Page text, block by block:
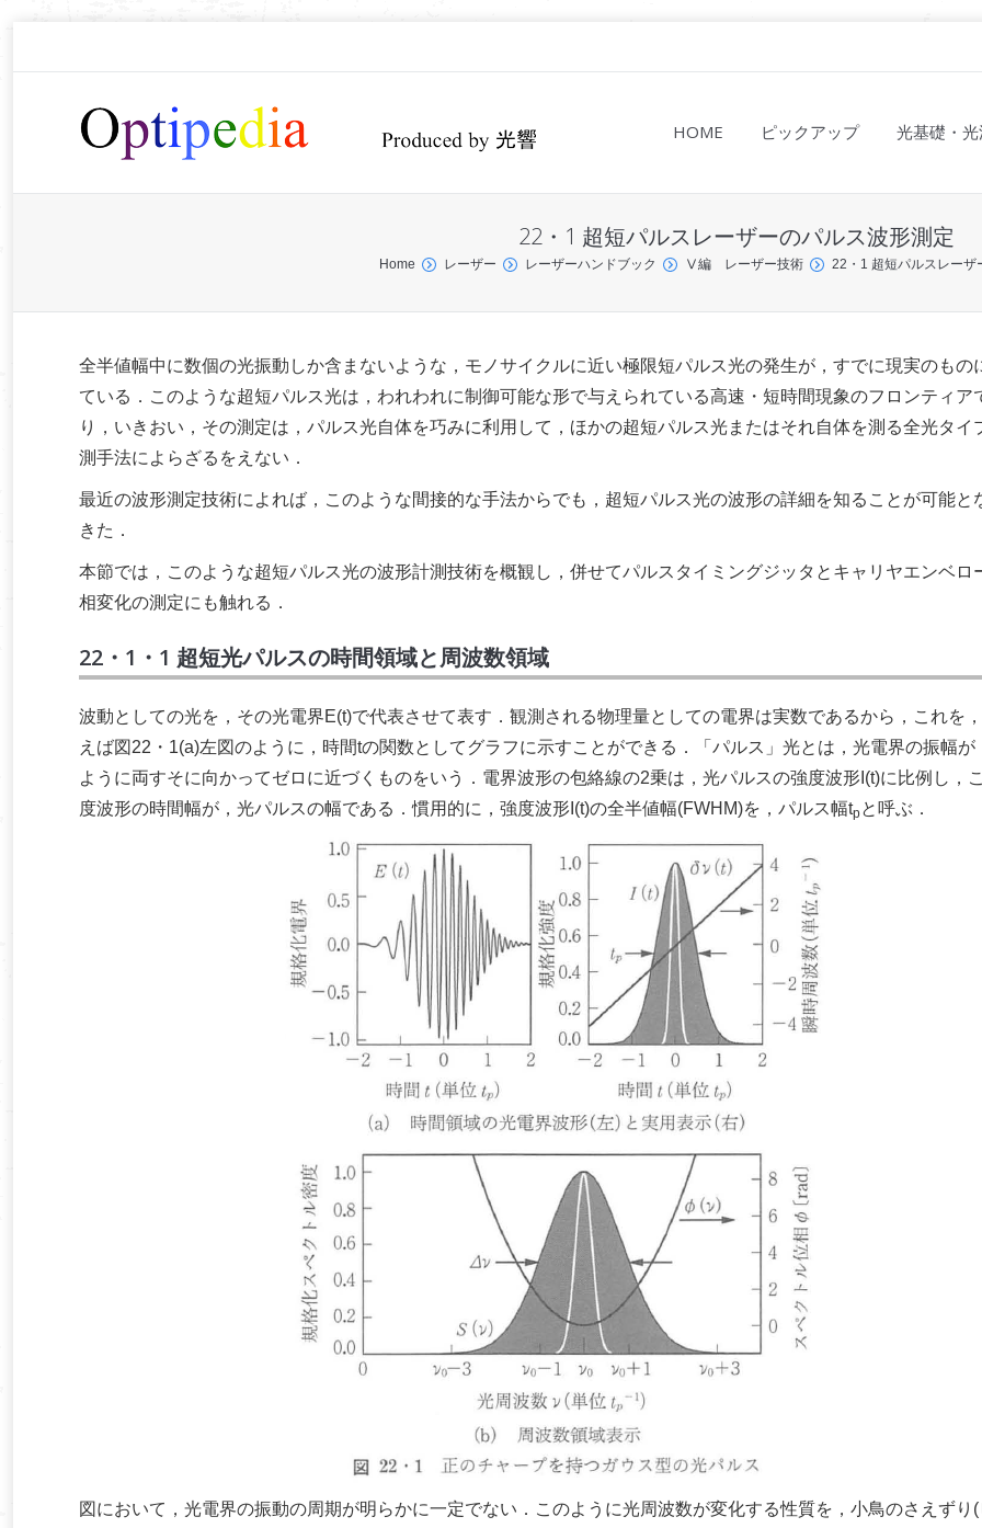
HOME ピックアップ 光基礎・
22・1 超短パルスレーザーのパルス波形測定
Home レーザー レーザーハンドブック Ⅴ編 レーザー技術 22・1 超短パルスレーザ
全半値幅中に数個の光振動しか含まないような，モノサイクルに近い極限短パルス光の発生が，すでに現実のもの
ている．このような超短パルス光は，われわれに制御可能な形で与えられている高速・短時間現象のフロンティア
り，いきおい，その測定は，パルス光自体を巧みに利用して，ほかの超短パルス光またはそれ自体を測る全光タイ
測手法によらざるをえない．
最近の波形測定技術によれば，このような間接的な手法からでも，超短パルス光の波形の詳細を知ることが可能と
きた．
本節では，このような超短パルス光の波形計測技術を概観し，併せてパルスタイミングジッタとキャリヤエンベロ
相変化の測定にも触れる．
22・1・1 超短光パルスの時間領域と周波数領域
波動としての光を，その光電界E(t)で代表させて表す．観測される物理量としての電界は実数であるから，これを
えば図22・1(a)左図のように，時間tの関数としてグラフに示すことができる．「パルス」光とは，光電界の振幅が
ように両すそに向かってゼロに近づくものをいう．電界波形の包絡線の2乗は，光パルスの強度波形I(t)に比例し，
度波形の時間幅が，光パルスの幅である．慣用的に，強度波形I(t)の全半値幅(FWHM)を，パルス幅tpと呼ぶ．
図において，光電界の振動の周期が明らかに一定でない．このように光周波数が変化する性質を，小鳥のさえずり